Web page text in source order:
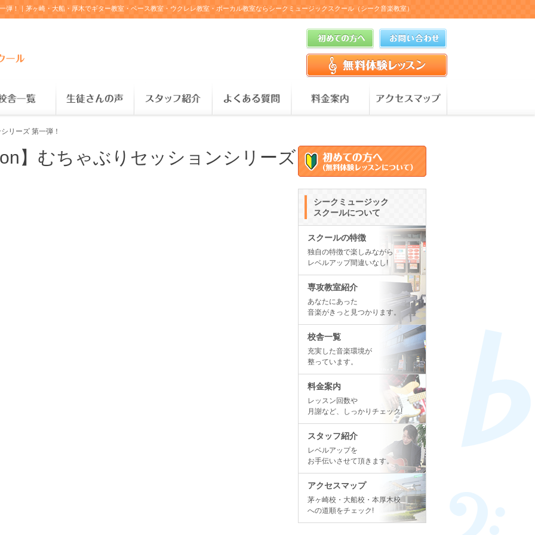
弾！｜茅ヶ崎・大船・厚木でギター教室・ベース教室・ウクレレ教室・ボーカル教室ならシークミュージックスクール（シーク音楽教室）
リーズ 第一弾！
】むちゃぶりセッションシリーズ
シークミュージック
スクールについて
スクールの特徴
独自の特徴で楽しみながら
レベルアップ間違いなし!
専攻教室紹介
あなたにあった
音楽がきっと見つかります。
校舎一覧
充実した音楽環境が
整っています。
料金案内
レッスン回数や
月謝など、しっかりチェック!
スタッフ紹介
レベルアップを
お手伝いさせて頂きます。
アクセスマップ
茅ヶ崎校・大船校・本厚木校
への道順をチェック!